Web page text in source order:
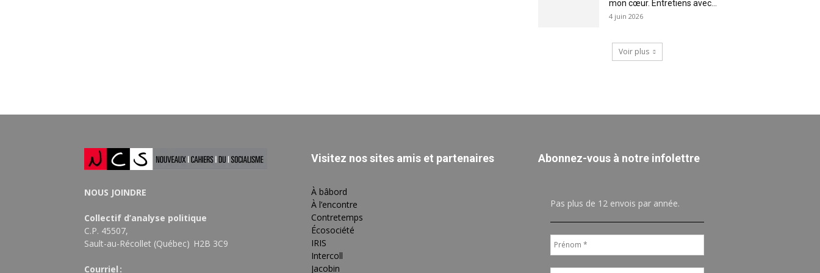
mon cœur. Entretiens avec...
4 juin 2026
Voir plus
NOUS JOINDRE
Collectif d’analyse politique
C.P. 45507,
Sault-au-Récollet (Québec) H2B 3C9
Courriel :
Visitez nos sites amis et partenaires
À bâbord
À l’encontre
Contretemps
Écosociété
IRIS
Intercoll
Jacobin
Abonnez-vous à notre infolettre
Pas plus de 12 envois par année.